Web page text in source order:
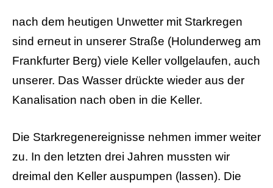
nach dem heutigen Unwetter mit Starkregen
sind erneut in unserer Straße (Holunderweg am
Frankfurter Berg) viele Keller vollgelaufen, auch
unserer. Das Wasser drückte wieder aus der
Kanalisation nach oben in die Keller.
Die Starkregenereignisse nehmen immer weiter
zu. In den letzten drei Jahren mussten wir
dreimal den Keller auspumpen (lassen). Die